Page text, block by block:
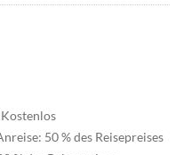
50 % des Reisepreises